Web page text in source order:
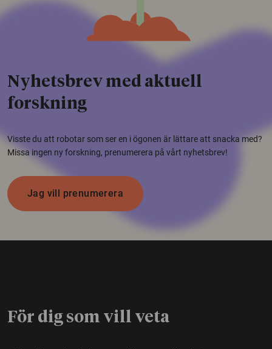
Nyhetsbrev med aktuell
forskning
Visste du att robotar som ser en i ögonen är lättare att snacka med?
Missa ingen ny forskning, prenumerera på vårt nyhetsbrev!
Jag vill prenumerera
För dig som vill veta